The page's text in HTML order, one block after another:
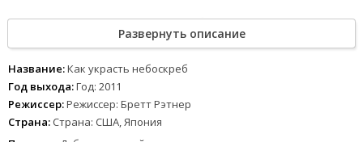
Но одним им это не под силу, и они обращаются к матерому
преступнику. Дело за малым – шесть новоявленных друзей
Джоушенадолжны пробраться в пентхаус и отыскать 20
миллионов долларов.
Развернуть описание
Название:Как украсть небоскреб
Год выхода:Год: 2011
Режиссер:Режиссер: Бретт Рэтнер
Страна: Страна: США, Япония